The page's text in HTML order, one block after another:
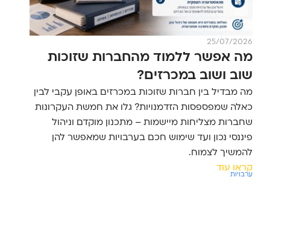
25/07/2026
מה אפשר ללמוד מהחברות שזוכות
שוב ושוב במכרזים?
מה מבדיל בין חברות שזוכות במכרזים באופן עקבי לבין
כאלה שמפספסות הזדמנויות? גלו את חמשת העקרונות
שחברות מצליחות מיישמות – מתכנון מוקדם וניהול
פיננסי נכון ועד שימוש חכם בערבויות שמאפשר להן
להמשיך לצמוח.
קראו עוד
ערבויות